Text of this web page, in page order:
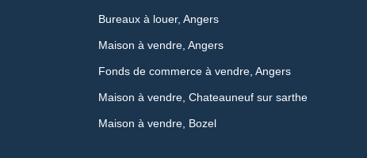
Bureaux à louer, Angers
Maison à vendre, Angers
Fonds de commerce à vendre, Angers
Maison à vendre, Chateauneuf sur sarthe
Maison à vendre, Bozel